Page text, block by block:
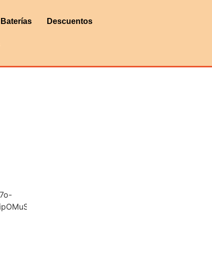
Baterías Descuentos